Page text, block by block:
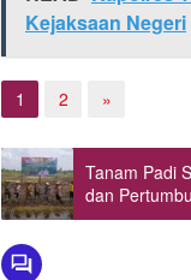
Kejaksaan Negeri
1 2 »
Tanam Padi
dan